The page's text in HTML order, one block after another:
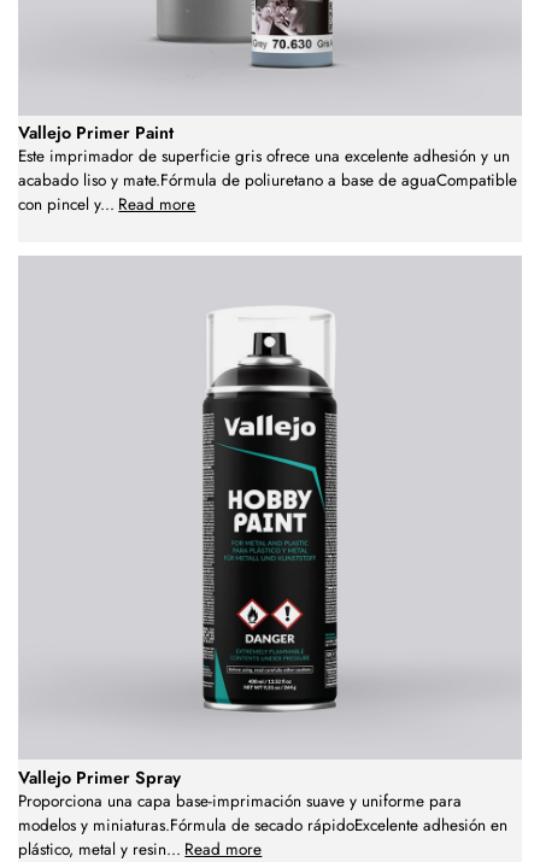
Vallejo Primer Paint
Este imprimador de superficie gris ofrece una excelente adhesión y un
acabado liso y mate.Fórmula de poliuretano a base de aguaCompatible
con pincel y... Read more
Vallejo Primer Spray
Proporciona una capa base-imprimación suave y uniforme para
modelos y miniaturas.Fórmula de secado rápidoExcelente adhesión en
plástico, metal y resin... Read more